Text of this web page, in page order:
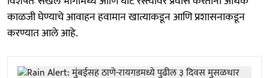
काळजी घेण्याचे आवाहन हवामान खात्याकडून आणि प्रशासनाकडून
करण्यात आले आहे.